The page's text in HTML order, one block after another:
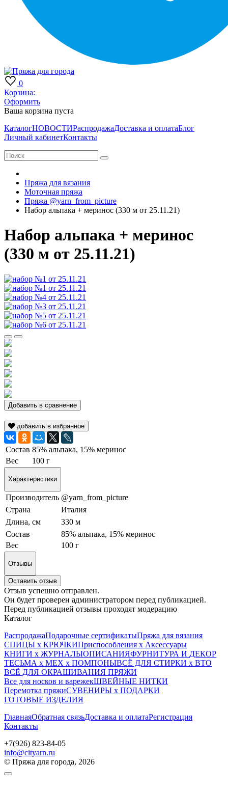
0
Корзина:
Оформить
Ваша корзина пуста
КаталогНОВОСТИРаспродажаДоставка и оплатаБлог
Личный кабинетКонтакты
Пряжа для вязания
Моточная пряжа
Пряжа @yarn_from_picture
Набор альпака + меринос (330 м от 25.11.21)
Набор альпака + меринос
(330 м от 25.11.21)
Добавить в сравнение
добавить в избранное
Состав 85% альпака, 15% меринос
Вес
100 г
Характеристики
Производитель @yarn_from_picture
Страна
Италия
Длина, см
330 м
Состав
85% альпака, 15% меринос
Вес
100 г
Отзывы
Оставить отзыв
Отзыв успешно отправлен.
Он будет проверен администратором перед публикацией.
Перед публикацией отзывы проходят модерацию
Каталог
РаспродажаПодарочные сертификатыПряжа для вязания
СПИЦЫ х КРЮЧКИПриспособления х Аксессуары
КНИГИ х ЖУРНАЛЫОПИСАНИЯФУРНИТУРА И ДЕКОР
ТЕСЬМА х МЕХ х ПОМПОНЫВСЁ ДЛЯ СТИРКИ х ВТО
ВСЁ ДЛЯ ОКРАШИВАНИЯ ПРЯЖИ
Все для носков и варежекШВЕЙНЫЕ НИТКИ
Перемотка пряжиСУВЕНИРЫ х ПОДАРКИ
ГОТОВЫЕ ИЗДЕЛИЯ
ГлавнаяОбратная связьДоставка и оплатаРегистрация
Контакты
+7(926) 823-84-05
info@cityarn.ru
© Пряжа для города, 2026